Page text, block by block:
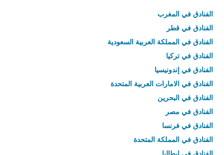
الفنادق في المغرب
الفنادق في قطر
الفنادق في المملكة العربية السعودية
الفنادق في تركيا
الفنادق في إندونيسيا
الفنادق في الامارات العربية المتحدة
الفنادق في البحرين
الفنادق في مصر
الفنادق في فرنسا
الفنادق في المملكة المتحدة
الفنادق في إيطاليا